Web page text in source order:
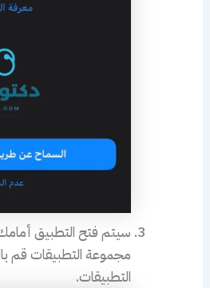
سيتم فتح التطبيق
مجموعة التطبيقات قم
التطبيقات.